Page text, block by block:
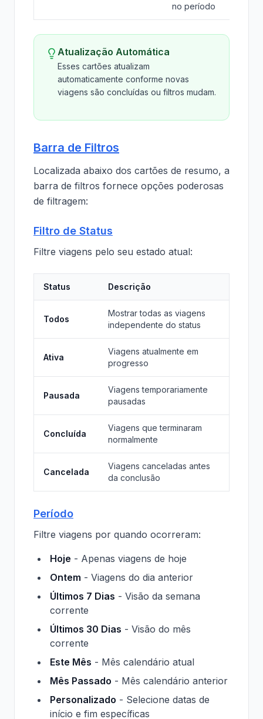
no período
Atualização Automática
Esses cartões atualizam
automaticamente conforme novas
viagens são concluídas ou filtros mudam.
Barra de Filtros
Localizada abaixo dos cartões de resumo, a
barra de filtros fornece opções poderosas
de filtragem:
Filtro de Status
Filtre viagens pelo seu estado atual:
Status Descrição
Todos
Mostrar todas as viagens
independente do status
Ativa
Viagens atualmente em
progresso
Pausada
Viagens temporariamente
pausadas
Concluída
Viagens que terminaram
normalmente
Cancelada
Viagens canceladas antes
da conclusão
Período
Filtre viagens por quando ocorreram:
Hoje - Apenas viagens de hoje
Ontem - Viagens do dia anterior
Últimos 7 Dias - Visão da semana
corrente
Últimos 30 Dias - Visão do mês
corrente
Este Mês - Mês calendário atual
Mês Passado - Mês calendário anterior
Personalizado - Selecione datas de
início e fim específicas